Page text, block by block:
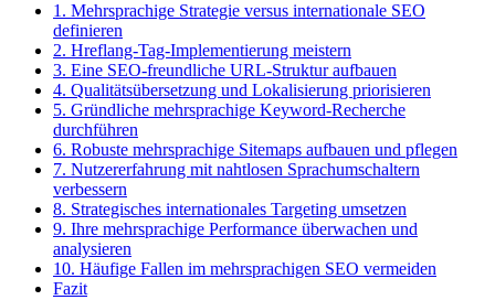
1. Mehrsprachige Strategie versus internationale SEO
definieren
2. Hreflang-Tag-Implementierung meistern
3. Eine SEO-freundliche URL-Struktur aufbauen
4. Qualitätsübersetzung und Lokalisierung priorisieren
5. Gründliche mehrsprachige Keyword-Recherche
durchführen
6. Robuste mehrsprachige Sitemaps aufbauen und pflegen
7. Nutzererfahrung mit nahtlosen Sprachumschaltern
verbessern
8. Strategisches internationales Targeting umsetzen
9. Ihre mehrsprachige Performance überwachen und
analysieren
10. Häufige Fallen im mehrsprachigen SEO vermeiden
Fazit